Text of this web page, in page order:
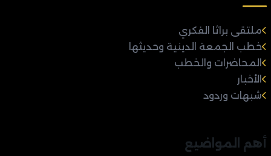
ملتقى براثا الفكري
خطب الجمعة الدينية وحديثها
المحاضرات والخطب
الأخبار
شبهات وردود
أهم المواضيع